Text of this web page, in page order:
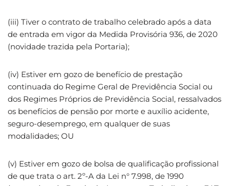
(iii) Tiver o contrato de trabalho celebrado após a data
de entrada em vigor da Medida Provisória 936, de 2020
(novidade trazida pela Portaria);
(iv) Estiver em gozo de benefício de prestação
continuada do Regime Geral de Previdência Social ou
dos Regimes Próprios de Previdência Social, ressalvados
os benefícios de pensão por morte e auxílio acidente,
seguro-desemprego, em qualquer de suas
modalidades; OU
(v) Estiver em gozo de bolsa de qualificação profissional
de que trata o art. 2º-A da Lei n° 7.998, de 1990